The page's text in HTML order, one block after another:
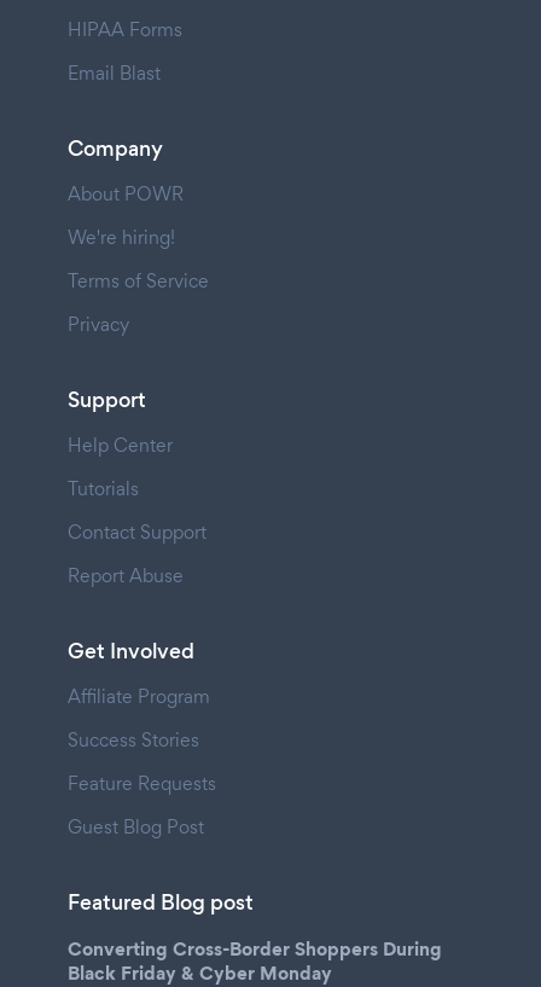
HIPAA Forms
Email Blast
Company
About POWR
We're hiring!
Terms of Service
Privacy
Support
Help Center
Tutorials
Contact Support
Report Abuse
Get Involved
Affiliate Program
Success Stories
Feature Requests
Guest Blog Post
Featured Blog post
Converting Cross-Border Shoppers During
Black Friday & Cyber Monday